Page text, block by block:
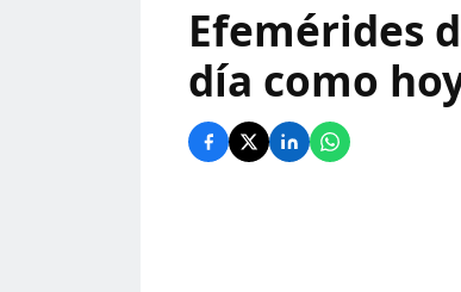
Efemérides
día como